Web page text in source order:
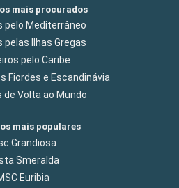
mais procurados
pelo Mediterrâneo
pelas Ilhas Gregas
pelo Caribe
Fiordes e Escandinávia
de Volta ao Mundo
mais populares
Grandiosa
Smeralda
Euribia